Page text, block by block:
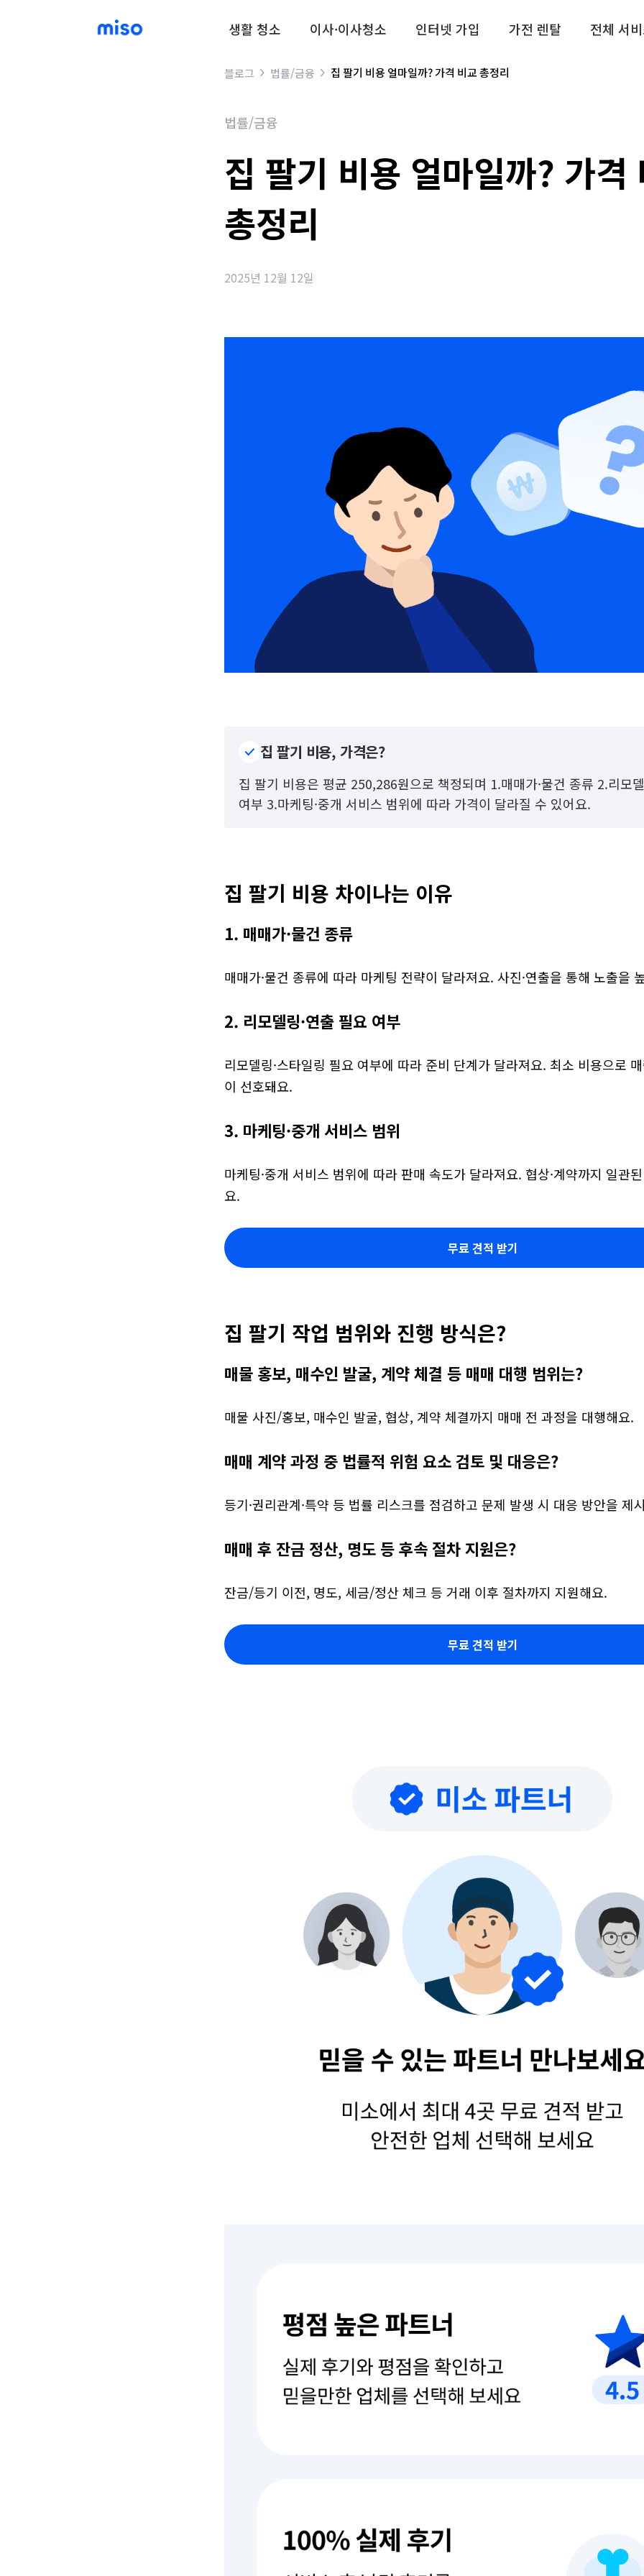
생활 청소 이사·이사청소 인터넷 가입 가전 렌탈 전체 서
블로그 법률/금융 집 팔기 비용 얼마일까? 가격 비교 총정리
법률/금융
집 팔기 비용 얼마일까? 가격
총정리
2025년 12월 12일
집 팔기 비용, 가격은?
집 팔기 비용은 평균 250,286원으로 책정되며 1.매매가·물건 종류 2.리모
여부 3.마케팅·중개 서비스 범위에 따라 가격이 달라질 수 있어요.
집 팔기 비용 차이나는 이유
1. 매매가·물건 종류
매매가·물건 종류에 따라 마케팅 전략이 달라져요. 사진·연출을 통해 노출을
2. 리모델링·연출 필요 여부
리모델링·스타일링 필요 여부에 따라 준비 단계가 달라져요. 최소 비용으로
이 선호돼요.
3. 마케팅·중개 서비스 범위
마케팅·중개 서비스 범위에 따라 판매 속도가 달라져요. 협상·계약까지 일관
요.
무료 견적 받기
집 팔기 작업 범위와 진행 방식은?
매물 홍보, 매수인 발굴, 계약 체결 등 매매 대행 범위는?
매물 사진/홍보, 매수인 발굴, 협상, 계약 체결까지 매매 전 과정을 대행해요.
매매 계약 과정 중 법률적 위험 요소 검토 및 대응은?
등기·권리관계·특약 등 법률 리스크를 점검하고 문제 발생 시 대응 방안을 제
매매 후 잔금 정산, 명도 등 후속 절차 지원은?
잔금/등기 이전, 명도, 세금/정산 체크 등 거래 이후 절차까지 지원해요.
무료 견적 받기